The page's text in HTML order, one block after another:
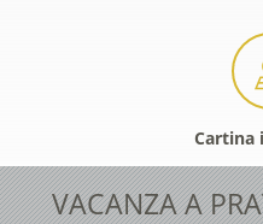
Cartina
VACANZA A